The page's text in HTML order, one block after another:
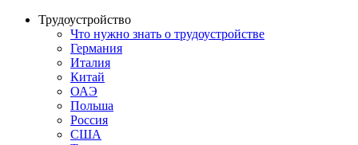
Трудоустройство
Что нужно знать о трудоустройстве
Германия
Италия
Китай
ОАЭ
Польша
Россия
США